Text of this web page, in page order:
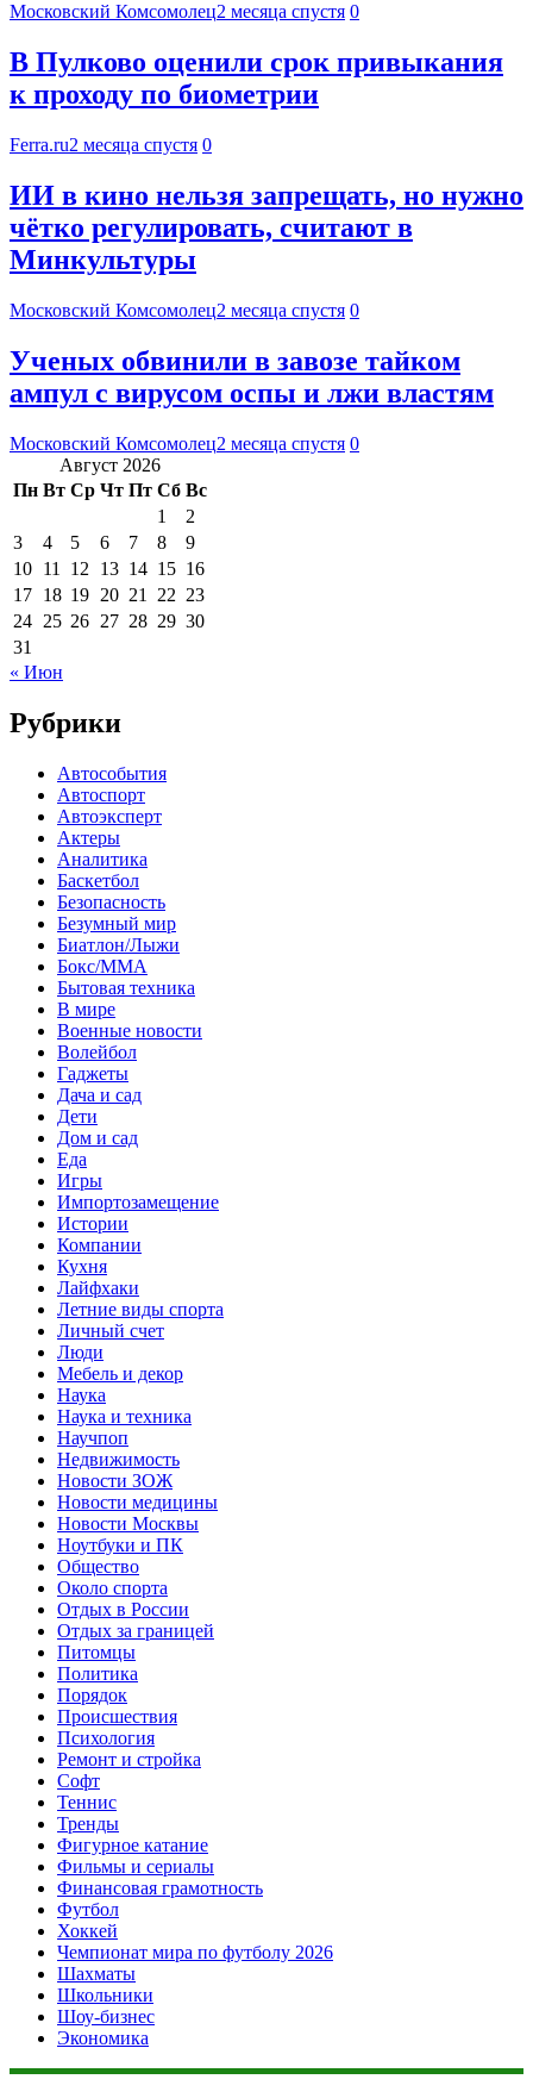
Московский Комсомолец2 месяца спустя 0
В Пулково оценили срок привыкания
к проходу по биометрии
Ferra.ru2 месяца спустя 0
ИИ в кино нельзя запрещать, но нужно
чётко регулировать, считают в
Минкультуры
Московский Комсомолец2 месяца спустя 0
Ученых обвинили в завозе тайком
ампул с вирусом оспы и лжи властям
Московский Комсомолец2 месяца спустя 0
Август 2026
Пн Вт Ср Чт Пт Сб Вс
1
2
3
4 5 6 7 8
9
10 11 12 13 14 15 16
17 18 19 20 21 22 23
24 25 26 27 28 29 30
31
« Июн
Рубрики
Автособытия
Автоспорт
Автоэксперт
Актеры
Аналитика
Баскетбол
Безопасность
Безумный мир
Биатлон/Лыжи
Бокс/MMA
Бытовая техника
В мире
Военные новости
Волейбол
Гаджеты
Дача и сад
Дети
Дом и сад
Еда
Игры
Импортозамещение
Истории
Компании
Кухня
Лайфхаки
Летние виды спорта
Личный счет
Люди
Мебель и декор
Наука
Наука и техника
Научпоп
Недвижимость
Новости ЗОЖ
Новости медицины
Новости Москвы
Ноутбуки и ПК
Общество
Около спорта
Отдых в России
Отдых за границей
Питомцы
Политика
Порядок
Происшествия
Психология
Ремонт и стройка
Софт
Теннис
Тренды
Фигурное катание
Фильмы и сериалы
Финансовая грамотность
Футбол
Хоккей
Чемпионат мира по футболу 2026
Шахматы
Школьники
Шоу-бизнес
Экономика